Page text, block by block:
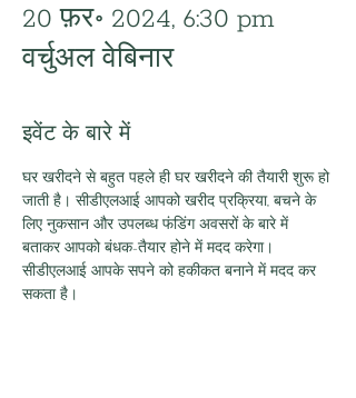
20 फ़र॰ 2024, 6:30 pm
वर्चुअल वेबिनार
इवेंट के बारे में
घर खरीदने से बहुत पहले ही घर खरीदने की तैयारी शुरू हो
जाती है। सीडीएलआई आपको खरीद प्रक्रिया, बचने के
लिए नुकसान और उपलब्ध फंडिंग अवसरों के बारे में
बताकर आपको बंधक-तैयार होने में मदद करेगा।
सीडीएलआई आपके सपने को हकीकत बनाने में मदद कर
सकता है।